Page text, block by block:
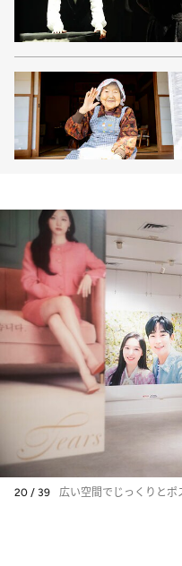
20 / 39 広い空間でじっくりとポ